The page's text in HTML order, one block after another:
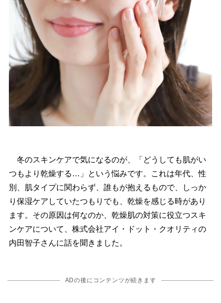
冬のスキンケアで気になるのが、「どうしても肌がい
つもより乾燥する…」という悩みです。これは年代、性
別、肌タイプに関わらず、誰もが抱えるもので、しっか
り保湿ケアしていたつもりでも、乾燥を感じる時があり
ます。その原因は何なのか、乾燥肌の対策に役立つスキ
ンケアについて、株式会社アイ・ドット・クオリティの
内田智子さんに話を聞きました。
ADの後にコンテンツが続きます